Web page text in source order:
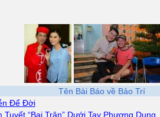
Tên Bài Báo về Bảo Trí
Để Đời
“Bại Trận” Dưới Tay Phương Dung